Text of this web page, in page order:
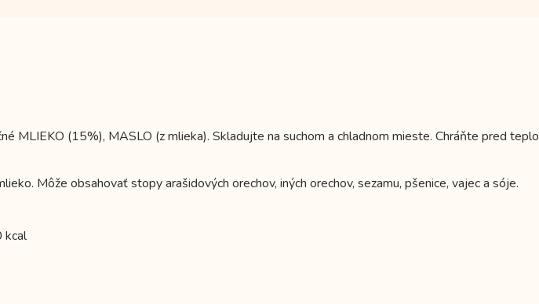
MLIEKO (15%), MASLO (z mlieka). Skladujte na suchom a chladnom mieste. Chráňte pred
Môže obsahovať stopy arašidových orechov, iných orechov, sezamu, pšenice, vajec a sóje.
kcal